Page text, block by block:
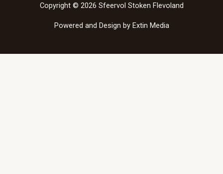
Copyright © 2026 Sfeervol Stoken Flevoland
Powered and Design by Extin Media